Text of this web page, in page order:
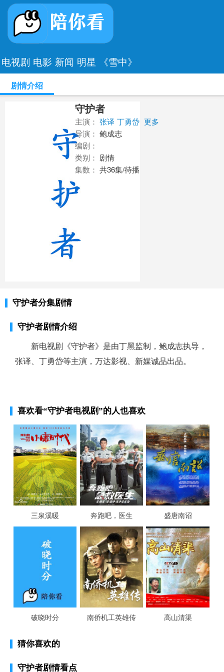
电视剧 电影 新闻 明星 《雪中》
剧情介绍
守护者
主演： 张译 丁勇岱 更多
导演： 鲍成志
编剧：
类别： 剧情
集数： 共36集/待播
守护者分集剧情
守护者剧情介绍
新电视剧《守护者》是由丁黑监制，鲍成志执导，
张译、丁勇岱等主演，万达影视、新媒诚品出品。
喜欢看“守护者电视剧”的人也喜欢
三泉溪暖 奔跑吧，医生 盛唐南诏
破晓时分 南侨机工英雄传 高山清渠
猜你喜欢的
守护者剧情看点